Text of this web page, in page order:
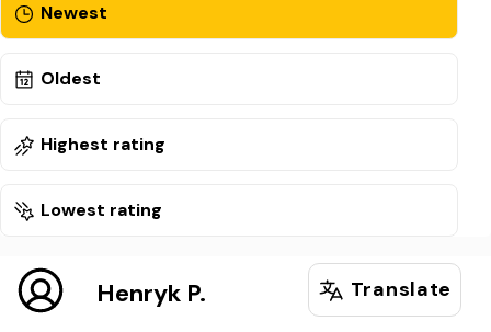
Newest
Oldest
Highest rating
Lowest rating
Henryk P. Translate